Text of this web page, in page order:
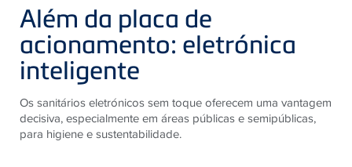
Além da placa de
acionamento: eletrónica
inteligente
Os sanitários eletrónicos sem toque oferecem uma vantagem
decisiva, especialmente em áreas públicas e semipúblicas,
para higiene e sustentabilidade.